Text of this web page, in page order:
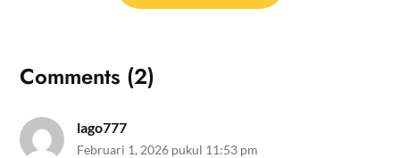
Comments (2)
lago777
Februari 1, 2026 pukul 11:53 pm